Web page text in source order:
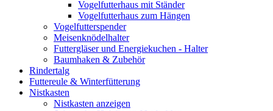
Vogelfutterhaus mit Ständer
Vogelfutterhaus zum Hängen
Vogelfutterspender
Meisenknödelhalter
Futtergläser und Energiekuchen - Halter
Baumhaken & Zubehör
Rindertalg
Futtereule & Winterfütterung
Nistkasten
Nistkasten anzeigen